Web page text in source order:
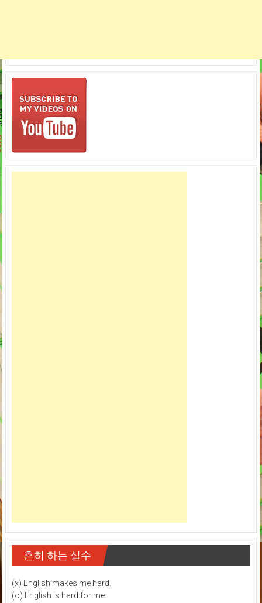
흔히 하는 실수
(x) English makes me hard.
(o) English is hard for me.